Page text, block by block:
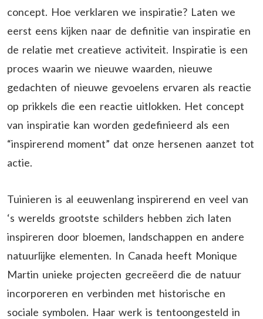
concept. Hoe verklaren we inspiratie? Laten we
eerst eens kijken naar de definitie van inspiratie en
de relatie met creatieve activiteit. Inspiratie is een
proces waarin we nieuwe waarden, nieuwe
gedachten of nieuwe gevoelens ervaren als reactie
op prikkels die een reactie uitlokken. Het concept
van inspiratie kan worden gedefinieerd als een
“inspirerend moment” dat onze hersenen aanzet tot
actie.
Tuinieren is al eeuwenlang inspirerend en veel van
‘s werelds grootste schilders hebben zich laten
inspireren door bloemen, landschappen en andere
natuurlijke elementen. In Canada heeft Monique
Martin unieke projecten gecreëerd die de natuur
incorporeren en verbinden met historische en
sociale symbolen. Haar werk is tentoongesteld in